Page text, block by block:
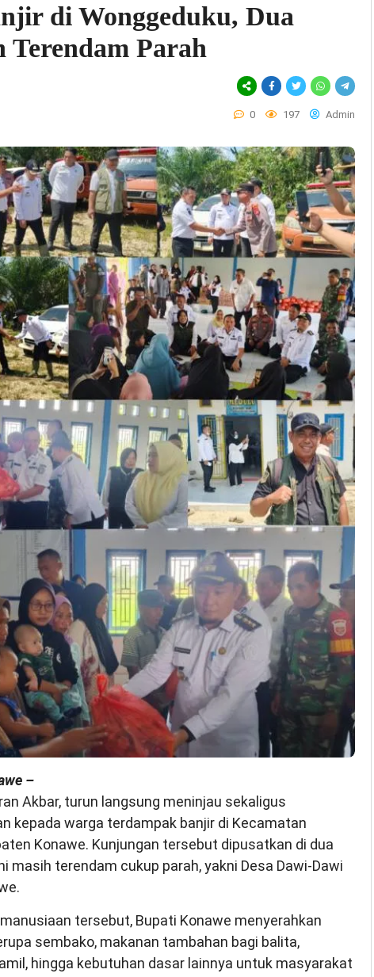
di Wonggeduku, Dua
Terendam Parah
0 197 Admin
–
Akbar, turun langsung meninjau sekaligus
kepada warga terdampak banjir di Kecamatan
Konawe. Kunjungan tersebut dipusatkan di dua
masih terendam cukup parah, yakni Desa Dawi-Dawi
tersebut, Bupati Konawe menyerahkan
sembako, makanan tambahan bagi balita,
hingga kebutuhan dasar lainnya untuk masyarakat